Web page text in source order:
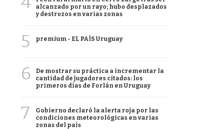
alcanzado por un rayo; hubo desplazados
y destrozos en varias zonas
5 premium - EL PAÍS Uruguay
6
De mostrar su práctica a incrementar la
cantidad de jugadores citados: los
primeros días de Forlán en Uruguay
7
Gobierno declaró la alerta roja por las
condiciones meteorológicas en varias
zonas del país